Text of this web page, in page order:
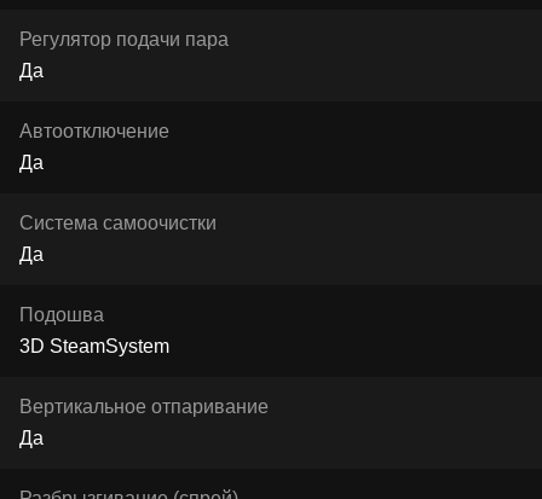
Регулятор подачи пара
Да
Автоотключение
Да
Система самоочистки
Да
Подошва
3D SteamSystem
Вертикальное отпаривание
Да